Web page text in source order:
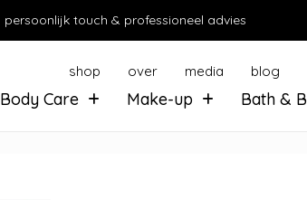
persoonlijk touch & professioneel advies
shop over media blog
Body Care Make-up Bath &